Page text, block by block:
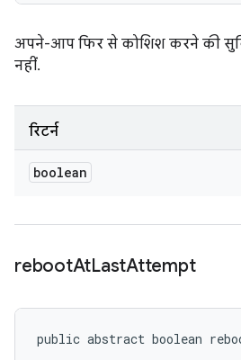
अपने-आप फिर से कोशिश करने की
नहीं.
रिटर्न
boolean
rebootAtLastAttempt
public abstract boolean